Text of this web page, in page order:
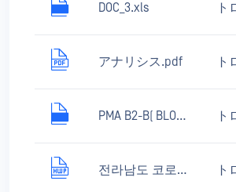
DOC_3.xls
アナリシス.pdf
PMA B2-B( BLOCK A).xls
전라남도 코로나바이러스 대응 조회.hwp